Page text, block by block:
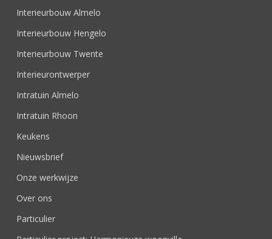
Interieurbouw Almelo
Interieurbouw Hengelo
Interieurbouw Twente
Interieurontwerper
Intratuin Almelo
Intratuin Rhoon
Keukens
Nieuwsbrief
Onze werkwijze
Over ons
Particulier